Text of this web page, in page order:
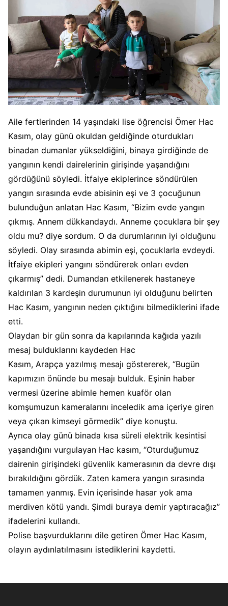
Aile fertlerinden 14 yaşındaki lise öğrencisi Ömer Hac
Kasım, olay günü okuldan geldiğinde oturdukları
binadan dumanlar yükseldiğini, binaya girdiğinde de
yangının kendi dairelerinin girişinde yaşandığını
gördüğünü söyledi. İtfaiye ekiplerince söndürülen
yangın sırasında evde abisinin eşi ve 3 çocuğunun
bulunduğun anlatan Hac Kasım, “Bizim evde yangın
çıkmış. Annem dükkandaydı. Anneme çocuklara bir şey
oldu mu? diye sordum. O da durumlarının iyi olduğunu
söyledi. Olay sırasında abimin eşi, çocuklarla evdeydi.
İtfaiye ekipleri yangını söndürerek onları evden
çıkarmış” dedi. Dumandan etkilenerek hastaneye
kaldırılan 3 kardeşin durumunun iyi olduğunu belirten
Hac Kasım, yangının neden çıktığını bilmediklerini ifade
etti.
Olaydan bir gün sonra da kapılarında kağıda yazılı
mesaj bulduklarını kaydeden Hac
Kasım, Arapça yazılmış mesajı göstererek, “Bugün
kapımızın önünde bu mesajı bulduk. Eşinin haber
vermesi üzerine abimle hemen kuaför olan
komşumuzun kameralarını inceledik ama içeriye giren
veya çıkan kimseyi görmedik” diye konuştu.
Ayrıca olay günü binada kısa süreli elektrik kesintisi
yaşandığını vurgulayan Hac kasım, “Oturduğumuz
dairenin girişindeki güvenlik kamerasının da devre dışı
bırakıldığını gördük. Zaten kamera yangın sırasında
tamamen yanmış. Evin içerisinde hasar yok ama
merdiven kötü yandı. Şimdi buraya demir yaptıracağız”
ifadelerini kullandı.
Polise başvurduklarını dile getiren Ömer Hac Kasım,
olayın aydınlatılmasını istediklerini kaydetti.